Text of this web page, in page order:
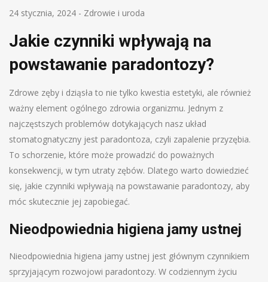
24 stycznia, 2024 - Zdrowie i uroda
Jakie czynniki wpływają na
powstawanie paradontozy?
Zdrowe zęby i dziąsła to nie tylko kwestia estetyki, ale również
ważny element ogólnego zdrowia organizmu. Jednym z
najczęstszych problemów dotykających nasz układ
stomatognatyczny jest paradontoza, czyli zapalenie przyzębia.
To schorzenie, które może prowadzić do poważnych
konsekwencji, w tym utraty zębów. Dlatego warto dowiedzieć
się, jakie czynniki wpływają na powstawanie paradontozy, aby
móc skutecznie jej zapobiegać.
Nieodpowiednia higiena jamy ustnej
Nieodpowiednia higiena jamy ustnej jest głównym czynnikiem
sprzyjającym rozwojowi paradontozy. W codziennym życiu